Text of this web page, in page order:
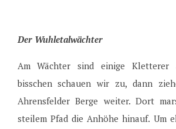
Der Wuhletalwächter
Am Wächter sind einige
bisschen schauen wir zu, dann
Ahrensfelder Berge weiter. Dort
steilem Pfad die Anhöhe hinauf. Um